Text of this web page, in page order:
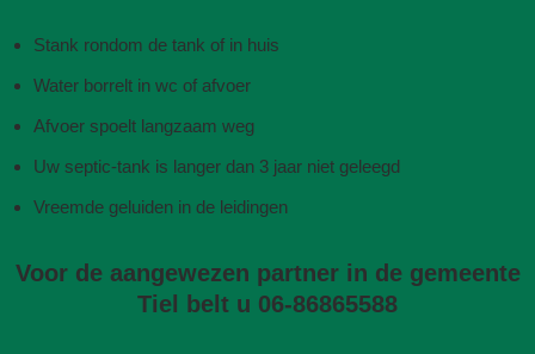
Stank rondom de tank of in huis
Water borrelt in wc of afvoer
Afvoer spoelt langzaam weg
Uw septic-tank is langer dan 3 jaar niet geleegd
Vreemde geluiden in de leidingen
Voor de aangewezen partner in de gemeente
Tiel belt u 06-86865588